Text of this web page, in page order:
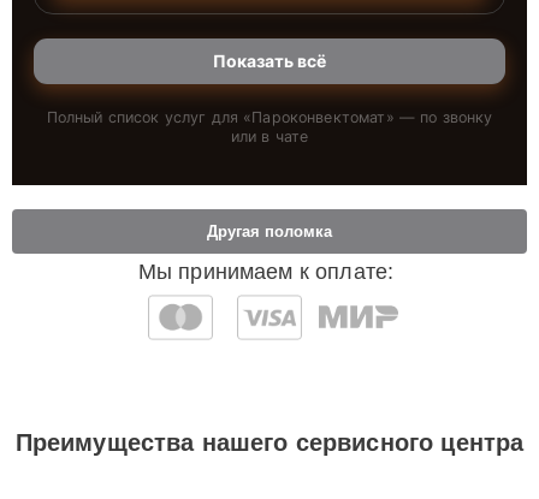
Показать всё
Полный список услуг для «Пароконвектомат » — по звонку
или в чате
Мы принимаем к оплате:
Другая поломка
Преимущества нашего сервисного центра